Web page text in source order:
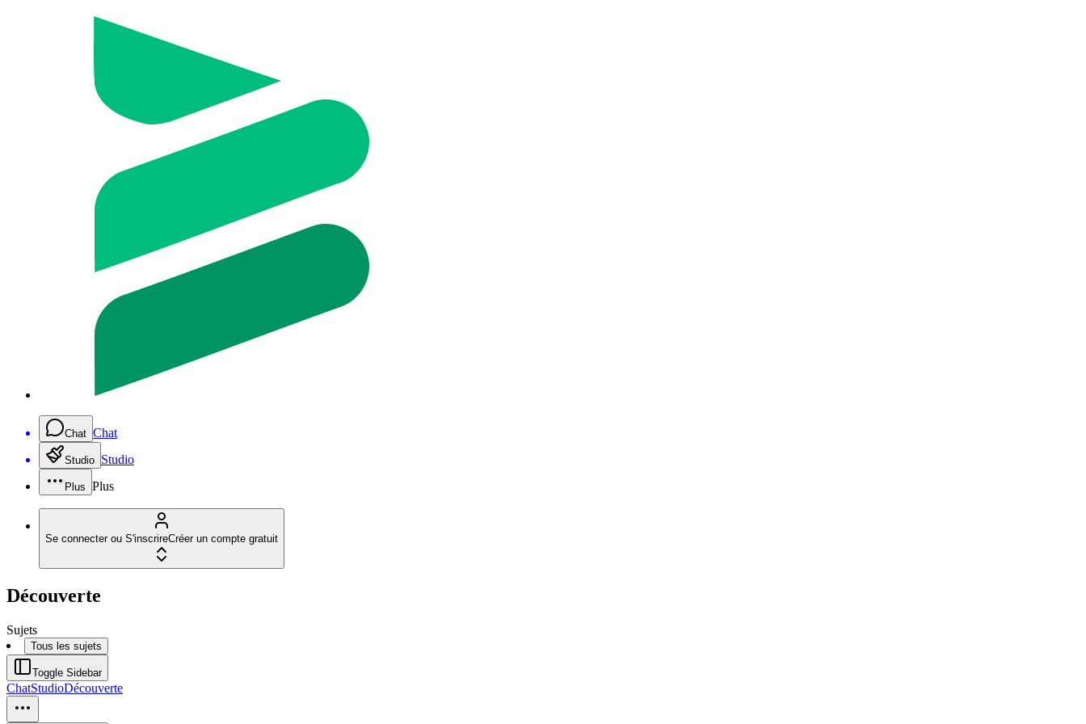
Chat Chat
Studio Studio
Plus Plus
Se connecter ou S'inscrireCréer un compte gratuit
Découverte
Sujets
Tous les sujets
Toggle Sidebar
ChatStudioDécouverte